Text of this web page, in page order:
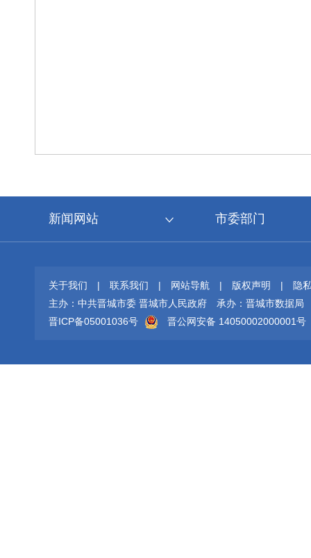
新闻网站 市委部门
关于我们 | 联系我们 | 网站导航 | 版权声明 |
隐
主办：中共晋城市委 晋城市人民政府
承办：晋城市数据局
晋ICP备05001036号
晋公网安备 14050002000001号